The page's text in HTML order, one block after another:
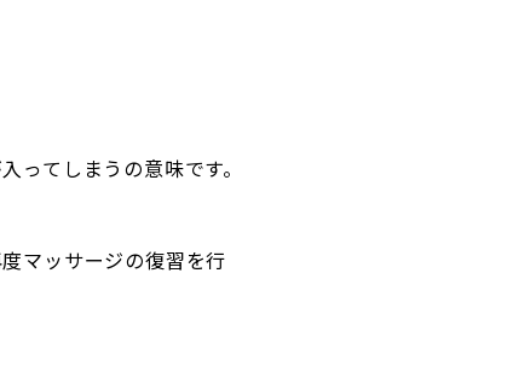
ってしまうの意味です。
マッサージの復習を行